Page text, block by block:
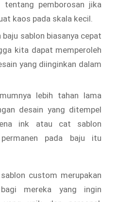
tentang pemborosan jika
kaos pada skala kecil.
sablon biasanya cepat
kita dapat memperoleh
yang diinginkan dalam
lebih tahan lama
desain yang ditempel
ink atau cat sablon
pada baju itu
custom merupakan
mereka yang ingin